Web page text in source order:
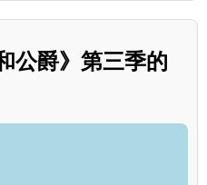
公爵》第三季的